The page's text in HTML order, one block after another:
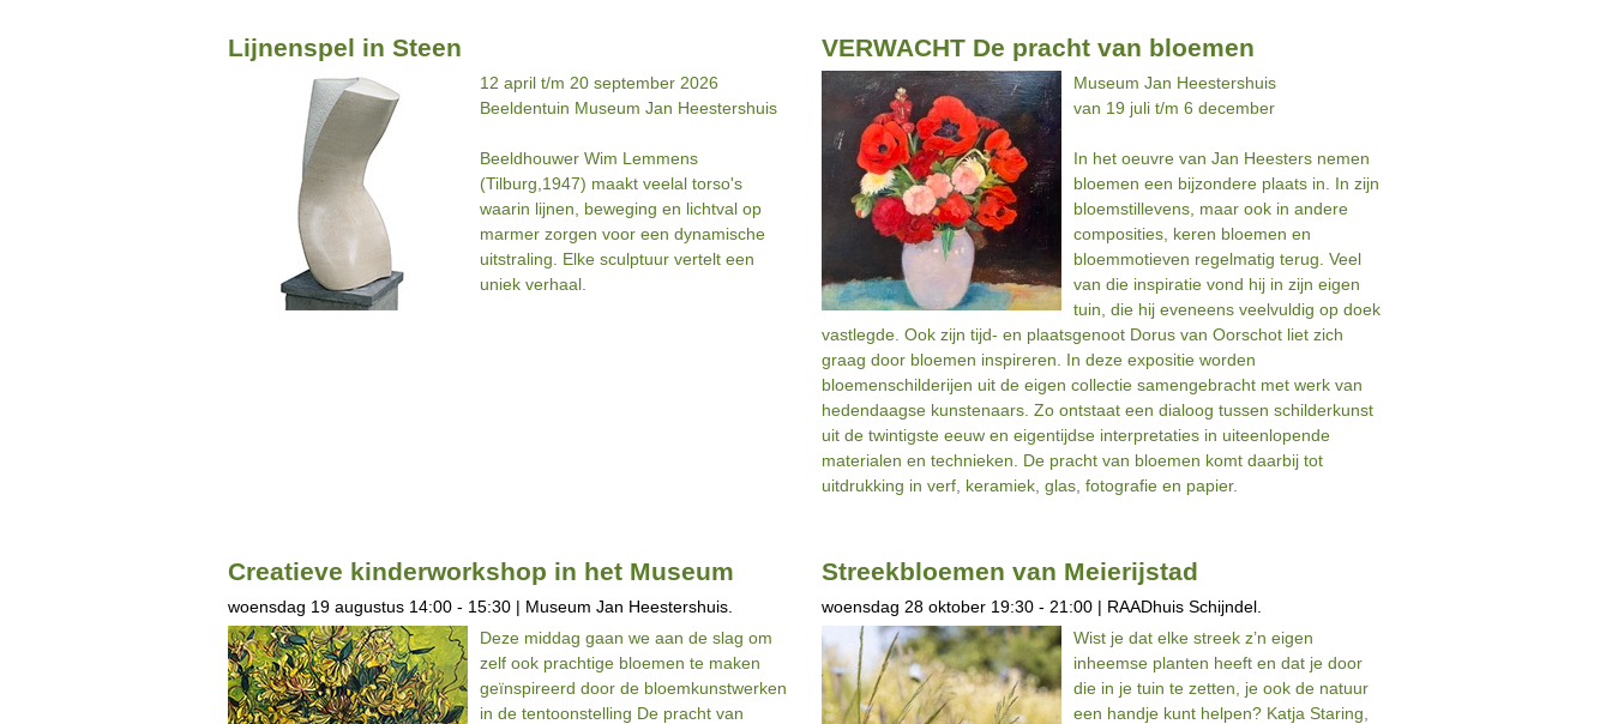
Lijnenspel in Steen
12 april t/m 20 september 2026
Beeldentuin Museum Jan Heestershuis
Beeldhouwer Wim Lemmens
(Tilburg,1947) maakt veelal torso's
waarin lijnen, beweging en lichtval op
marmer zorgen voor een dynamische
uitstraling. Elke sculptuur vertelt een
uniek verhaal.
VERWACHT De pracht van bloemen
Museum Jan Heestershuis
van 19 juli t/m 6 december
In het oeuvre van Jan Heesters nemen
bloemen een bijzondere plaats in. In zijn
bloemstillevens, maar ook in andere
composities, keren bloemen en
bloemmotieven regelmatig terug. Veel
van die inspiratie vond hij in zijn eigen
tuin, die hij eveneens veelvuldig op doek
vastlegde. Ook zijn tijd- en plaatsgenoot Dorus van Oorschot liet zich
graag door bloemen inspireren. In deze expositie worden
bloemenschilderijen uit de eigen collectie samengebracht met werk van
hedendaagse kunstenaars. Zo ontstaat een dialoog tussen schilderkunst
uit de twintigste eeuw en eigentijdse interpretaties in uiteenlopende
materialen en technieken. De pracht van bloemen komt daarbij tot
uitdrukking in verf, keramiek, glas, fotografie en papier.
Creatieve kinderworkshop in het Museum
woensdag 19 augustus 14:00 - 15:30 | Museum Jan Heestershuis.
Deze middag gaan we aan de slag om
zelf ook prachtige bloemen te maken
geïnspireerd door de bloemkunstwerken
in de tentoonstelling De pracht van
Streekbloemen van Meierijstad
woensdag 28 oktober 19:30 - 21:00 | RAADhuis Schijndel.
Wist je dat elke streek z’n eigen
inheemse planten heeft en dat je door
die in je tuin te zetten, je ook de natuur
een handje kunt helpen? Katja Staring,